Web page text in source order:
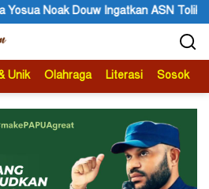
Tolikara Tidak Mudah Terima
Unik Olahraga Literasi Sosok